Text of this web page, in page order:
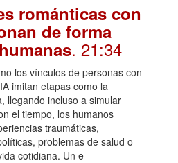
románticas con
de forma
. 21:34
los vínculos de personas con
imitan etapas como la
llegando incluso a simular
el tiempo, los humanos
traumáticas,
problemas de salud o
cotidiana. Un e